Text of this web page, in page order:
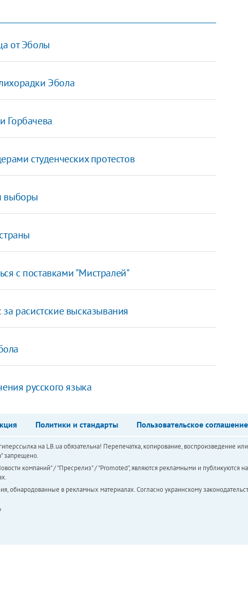
от Эболы
Эбола
Горбачева
студенческих протестов
выборы
с поставками "Мистралей"
расистские высказывания
русского языка
Политики и стандарты Пользовательское соглашение
на LB.ua обязательна! Перепечатка, копирование, воспроизведение
запрещено.
компаний" / "Пресрелиз" / "Promoted", являются рекламными и публикуются
обнародованные в рекламных материалах. Согласно украинскому